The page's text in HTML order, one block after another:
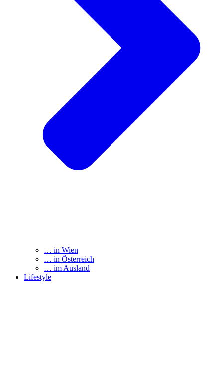
… in Wien
… in Österreich
… im Ausland
Lifestyle